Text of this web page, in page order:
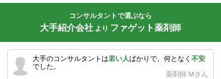
コンサルタントで選ぶなら
大手紹介会社 より ファゲット薬剤師
大手のコンサルタントは若い人ばかりで、何となく 不安
でした。
薬剤師 Mさん